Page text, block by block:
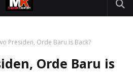
Presiden, Orde Baru is Back?
Orde Baru is